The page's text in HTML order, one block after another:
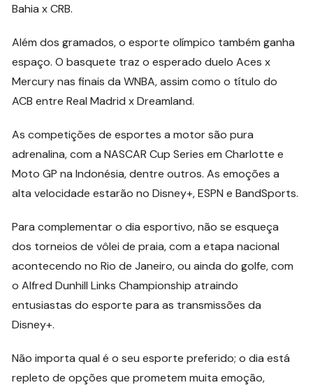
Bahia x CRB.
Além dos gramados, o esporte olímpico também ganha
espaço. O basquete traz o esperado duelo Aces x
Mercury nas finais da WNBA, assim como o título do
ACB entre Real Madrid x Dreamland.
As competições de esportes a motor são pura
adrenalina, com a NASCAR Cup Series em Charlotte e
Moto GP na Indonésia, dentre outros. As emoções a
alta velocidade estarão no Disney+, ESPN e BandSports.
Para complementar o dia esportivo, não se esqueça
dos torneios de vôlei de praia, com a etapa nacional
acontecendo no Rio de Janeiro, ou ainda do golfe, com
o Alfred Dunhill Links Championship atraindo
entusiastas do esporte para as transmissões da
Disney+.
Não importa qual é o seu esporte preferido; o dia está
repleto de opções que prometem muita emoção,